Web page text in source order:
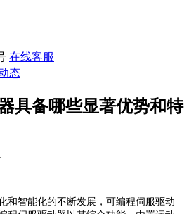
在线客服
态
具备哪些显著优势和特
和智能化的不断发展，可编程伺服驱动